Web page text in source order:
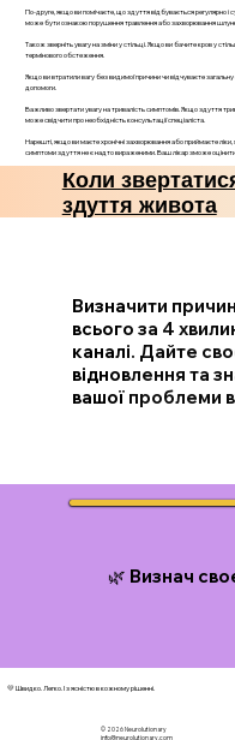
По-друге, якщо ви помічаєте, що здуття відбувається регулярно
може бути ознакою порушення травлення або захворювання
Також зверніть увагу на зміни у стільці. Якщо ви бачите кров у
термінового обстеження.
Якщо ви втратили вагу без видимої причини чи відчуваєте
допомоги.
Важливо звертати увагу на тривалість симптомів. Якщо здуття
може свідчити про необхідність консультації спеціаліста.
Нарешті, якщо ви маєте хронічні захворювання або приймаєте
симптоми здуття не є надто вираженими. Ваш лікар зможе оцінити
Коли
здуття живота
Визначити
всього за 4
каналі. Дайте
відновлення та
вашої проблеми
🌿 Визнач
💛 Швидко. Легко. І з ясністю в кожному рішенні.
© 2026 Neurolutionary
info@neurolutionary.com